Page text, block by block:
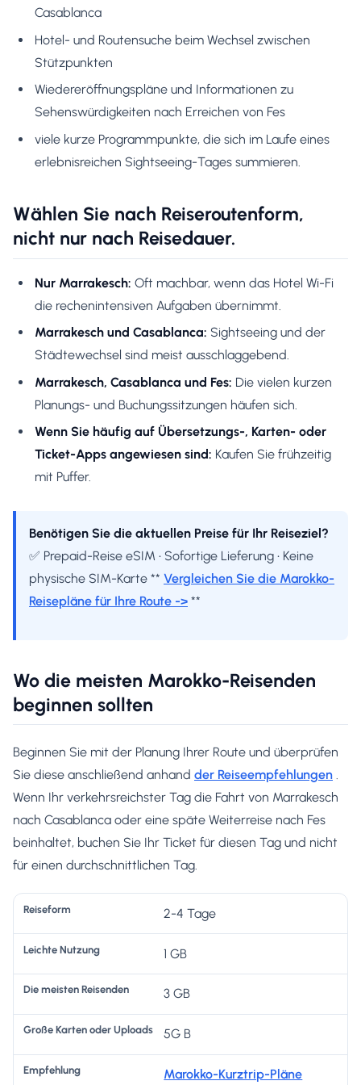
Casablanca
Hotel- und Routensuche beim Wechsel zwischen
Stützpunkten
Wiedereröffnungspläne und Informationen zu
Sehenswürdigkeiten nach Erreichen von Fes
viele kurze Programmpunkte, die sich im Laufe eines
erlebnisreichen Sightseeing-Tages summieren.
Wählen Sie nach Reiseroutenform,
nicht nur nach Reisedauer.
Nur Marrakesch: Oft machbar, wenn das Hotel Wi-Fi
die rechenintensiven Aufgaben übernimmt.
Marrakesch und Casablanca: Sightseeing und der
Städtewechsel sind meist ausschlaggebend.
Marrakesch, Casablanca und Fes: Die vielen kurzen
Planungs- und Buchungssitzungen häufen sich.
Wenn Sie häufig auf Übersetzungs-, Karten- oder
Ticket-Apps angewiesen sind: Kaufen Sie frühzeitig
mit Puffer.
Benötigen Sie die aktuellen Preise für Ihr Reiseziel?
✅ Prepaid-Reise eSIM • Sofortige Lieferung • Keine
physische SIM-Karte ** Vergleichen Sie die Marokko-
Reisepläne für Ihre Route -> **
Wo die meisten Marokko-Reisenden
beginnen sollten
Beginnen Sie mit der Planung Ihrer Route und überprüfen
Sie diese anschließend anhand der Reiseempfehlungen .
Wenn Ihr verkehrsreichster Tag die Fahrt von Marrakesch
nach Casablanca oder eine späte Weiterreise nach Fes
beinhaltet, buchen Sie Ihr Ticket für diesen Tag und nicht
für einen durchschnittlichen Tag.
R
L
e
i
c
m
r
K
m
2-4 Tage
1 GB
3 GB
5G B
Marokko-Kurztrip-Pläne